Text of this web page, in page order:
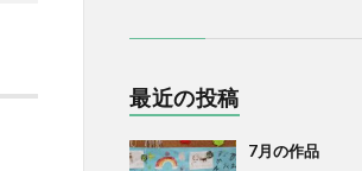
最近の投稿
7月の作品